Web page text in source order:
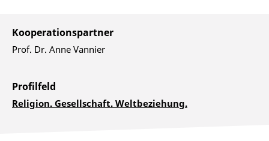
Kooperationspartner
Prof. Dr. Anne Vannier
Profilfeld
Religion. Gesellschaft. Weltbeziehung.